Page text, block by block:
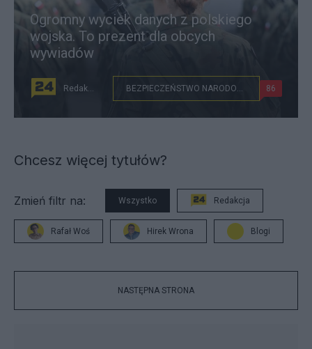
Ogromny wyciek danych z polskiego
wojska. To prezent dla obcych
wywiadów
Redakcja BEZPIECZEŃSTWO NARODOWE 86
Chcesz więcej tytułów?
Zmień filtr na: Wszystko Redakcja
Rafał Woś Hirek Wrona Blogi
NASTĘPNA STRONA